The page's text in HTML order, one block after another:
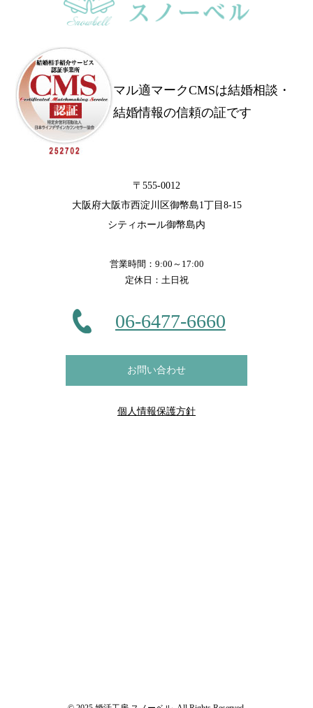
マル適マークCMSは結婚相談・
結婚情報の信頼の証です
〒555-0012
大阪府大阪市西淀川区御幣島1丁目8-15
シティホール御幣島内
営業時間：9:00～17:00
定休日：土日祝
06-6477-6660
お問い合わせ
個人情報保護方針